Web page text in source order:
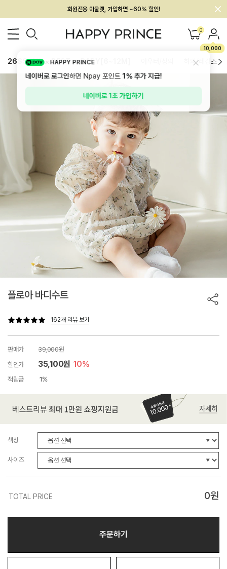
회원전용 아울렛, 가입하면 ~60% 할인!
멤버십 최대 28,000원 혜택 0
10,000
26SS 신상 BEST BABY[6~12M] 하의/레깅스
플로아 바디수트
162개 리뷰 보기
판매가
39,000원
할인가
35,100원 10%
적립금 1%
색상
사이즈
TOTAL PRICE 0원
주문하기
HAPPY PRINCE
네이버로 로그인하면 Npay 포인트1%추가 지급!
네이버로 1초 가입하기